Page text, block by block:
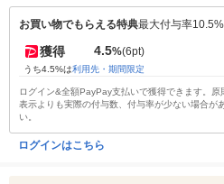
お買い物でもらえる特典最大付与率10.5%
獲得 4.5%(6pt)
うち4.5%は利用先・期間限定
ログイン&全額PayPay支払いで獲得できます。原
表示よりも実際の付与数、付与率が少ない場合が
い。
ログインはこちら